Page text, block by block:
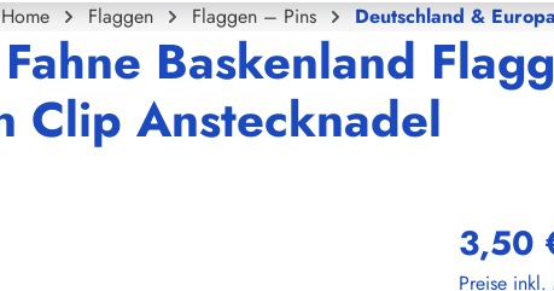
Home Flaggen Flaggen – Pins Deutschland &
Baskenland
Clip Anstecknadel
3,50
Preise